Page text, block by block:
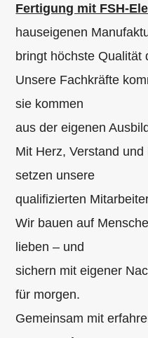
Fertigung mit FSH-
hauseigenen
bringt höchste Qualität
Unsere Fachkräfte
sie kommen
aus der eigenen
Mit Herz, Verstand
setzen unsere
qualifizierten
Wir bauen auf
lieben – und
sichern mit eigener
für morgen.
Gemeinsam mit